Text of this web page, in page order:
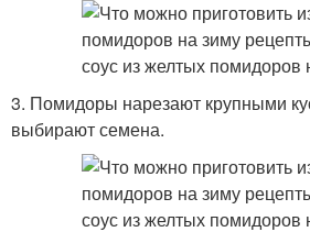
3. Помидоры нарезают крупными
выбирают семена.